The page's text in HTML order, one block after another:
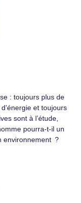
: toujours plus de
et toujours
sont à l’étude,
pourra-t-il un
environnement ?